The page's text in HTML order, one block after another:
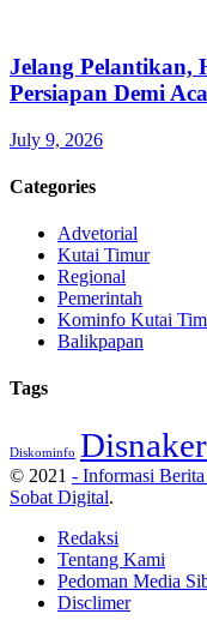
Jelang Pelantikan,
Persiapan Demi
July 9, 2026
Categories
Advetorial
Kutai Timur
Regional
Pemerintah
Kominfo Kutai
Balikpapan
Tags
Diskominfo
© 2021 - Informasi
Sobat Digital.
Redaksi
Tentang Kami
Pedoman Media
Disclimer